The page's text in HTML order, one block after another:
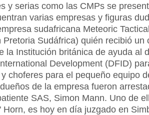
y serias como las CMPs se
varias empresas y figuras
sudafricana Meteoric
Pretoria Sudáfrica) quién recibió un
la Institución británica de ayuda al
Development (DFID)
choferes para el pequeño equipo
de la empresa fueron
SAS, Simon Mann. Uno de
Horn, es hoy en día juzgado en